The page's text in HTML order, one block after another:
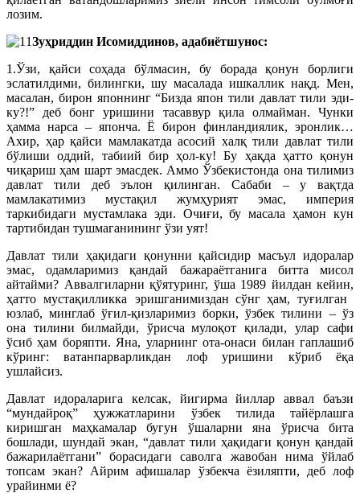
лозим.
Зуҳриддин Исомиддинов, адабиётшунос:
1.Ўзи, қайси соҳада бўлмасин, бу борада қонун борлиги
эслатилдими, билингки, шу масалада ишкаллик нақд. Мен,
масалан, бирон японнинг “Бизда япон тили давлат тили эди-
ку?!” деб бонг уришини тасаввур қила олмайман. Чунки
ҳамма нарса – японча. Ё бирон финландиялик, эронлик…
Ахир, ҳар қайси мамлакатда асосий халқ тили давлат тили
бўлиши оддий, табиий бир ҳол-ку! Бу ҳақда ҳатто қонун
чиқариш ҳам шарт эмасдек. Аммо Ўзбекистонда она тилимиз
давлат тили деб эълон қилинган. Сабаби – у вақтда
мамлакатимиз мус­тақил жумҳурият эмас, империя
таркибидаги мустамлака эди. Очиғи, бу масала ҳамон кун
тартибидан тушмаганининг ўзи уят!
Давлат тили ҳақидаги қонунни қайсидир масъ­ул идоралар
эмас, одамларимиз қандай бажараётганига битта мисол
айтайми? Аввалгиларни қўятуринг, ўша 1989 йилдан кейин,
ҳатто мустақилликка эришганимиздан сўнг ҳам, туғилган
юзлаб, минглаб ўғил-қизларимиз борки, ўзбек тилини – ўз
она тилини билмайди, ўрис­ча мулоқот қилади, улар сафи
ўсиб ҳам боряпти. Яна, уларнинг ота-онаси билан гаплашиб
кўринг: ватанпарварликдан лоф уришини кўриб ёқа
ушлайсиз.
Давлат идораларига келсак, йигирма йиллар аввал баъзи
“мундайроқ” ҳужжатларини ўзбек тилида тайёрлашга
киришган маҳкамалар бугун ўшаларни яна ўрис­ча бита
бошлади, шундай экан, “давлат тили ҳақидаги қонун қандай
бажарилаётгани” борасидаги саволга жавобан нима ўйлаб
топсам экан? Айрим афишалар ўзбекча ёзиляпти, деб лоф
урайинми ё?